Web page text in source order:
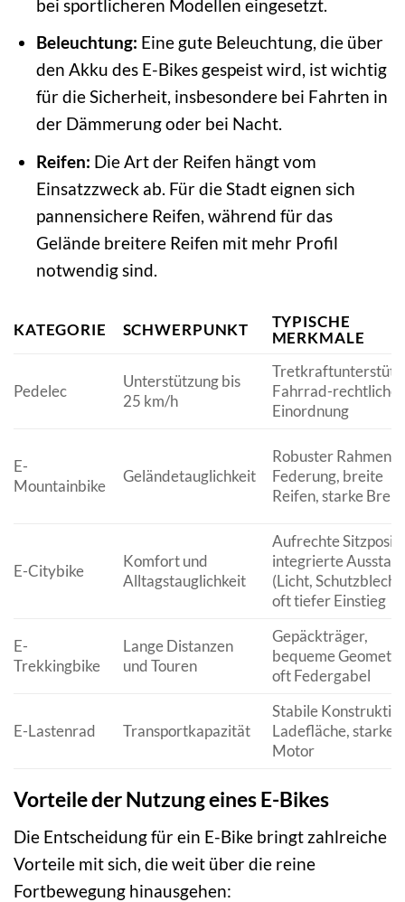
bei sportlicheren Modellen eingesetzt.
Beleuchtung: Eine gute Beleuchtung, die über
den Akku des E-Bikes gespeist wird, ist wichtig
für die Sicherheit, insbesondere bei Fahrten in
der Dämmerung oder bei Nacht.
Reifen: Die Art der Reifen hängt vom
Einsatzzweck ab. Für die Stadt eignen sich
pannensichere Reifen, während für das
Gelände breitere Reifen mit mehr Profil
notwendig sind.
KATEGORIE SCHWERPUNKT
TYPISCHE
MERKMALE
Pedelec
Unterstützung bis
25 km/h
Fahrrad-rechtliche
Einordnung
E-
Mountainbike
Geländetauglichkeit
Robuster Rahmen,
Federung, breite
Reifen, starke
E-Citybike
Komfort und
Alltagstauglichkeit
Aufrechte
integrierte
(Licht,
oft tiefer Einstieg
E-
Trekkingbike
Lange Distanzen
und Touren
Gepäckträger,
bequeme
oft Federgabel
E-Lastenrad Transportkapazität
Stabile
Ladefläche, starker
Motor
Vorteile der Nutzung eines E-Bikes
Die Entscheidung für ein E-Bike bringt zahlreiche
Vorteile mit sich, die weit über die reine
Fortbewegung hinausgehen: